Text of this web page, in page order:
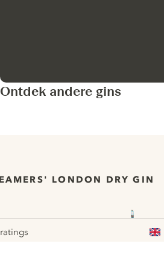
Ontdek andere gins
LONDON DRY GIN